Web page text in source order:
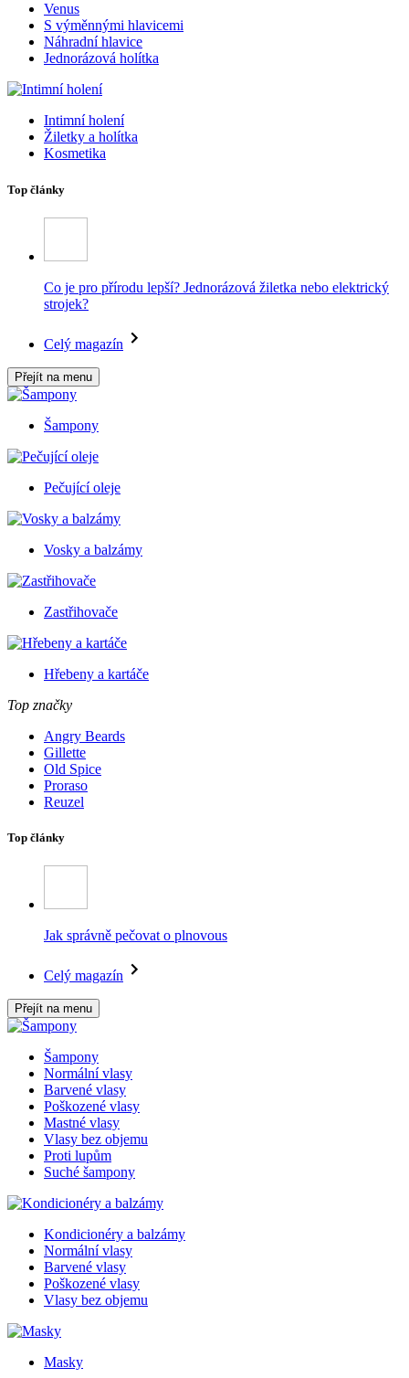
Venus
S výměnnými hlavicemi
Náhradní hlavice
Jednorázová holítka
Intimní holení
Žiletky a holítka
Kosmetika
Top články
Co je pro přírodu lepší? Jednorázová žiletka nebo elektrický
strojek?
Celý magazín
Přejít na menu
Šampony
Pečující oleje
Vosky a balzámy
Zastřihovače
Hřebeny a kartáče
Top značky
Angry Beards
Gillette
Old Spice
Proraso
Reuzel
Top články
Jak správně pečovat o plnovous
Celý magazín
Přejít na menu
Šampony
Normální vlasy
Barvené vlasy
Poškozené vlasy
Mastné vlasy
Vlasy bez objemu
Proti lupům
Suché šampony
Kondicionéry a balzámy
Normální vlasy
Barvené vlasy
Poškozené vlasy
Vlasy bez objemu
Masky